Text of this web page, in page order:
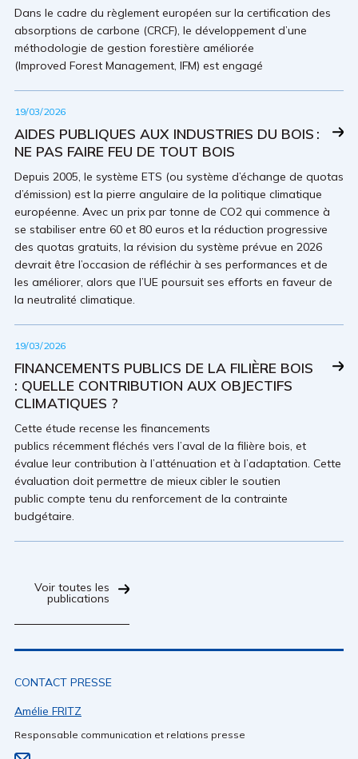
Dans le cadre du règlement européen sur la certification des
absorptions de carbone (CRCF), le développement d’une
méthodologie de gestion forestière améliorée
(Improved Forest Management, IFM) est engagé
19/03/2026
AIDES PUBLIQUES AUX INDUSTRIES DU BOIS :
NE PAS FAIRE FEU DE TOUT BOIS
Depuis 2005, le système ETS (ou système d’échange de quotas
d’émission) est la pierre angulaire de la politique climatique
européenne. Avec un prix par tonne de CO2 qui commence à
se stabiliser entre 60 et 80 euros et la réduction progressive
des quotas gratuits, la révision du système prévue en 2026
devrait être l’occasion de réfléchir à ses performances et de
les améliorer, alors que l’UE poursuit ses efforts en faveur de
la neutralité climatique.
19/03/2026
FINANCEMENTS PUBLICS DE LA FILIÈRE BOIS
: QUELLE CONTRIBUTION AUX OBJECTIFS
CLIMATIQUES ?
Cette étude recense les financements
publics récemment fléchés vers l’aval de la filière bois, et
évalue leur contribution à l’atténuation et à l’adaptation. Cette
évaluation doit permettre de mieux cibler le soutien
public compte tenu du renforcement de la contrainte
budgétaire.
Voir toutes les
publications
CONTACT PRESSE
Amélie FRITZ
Responsable communication et relations presse